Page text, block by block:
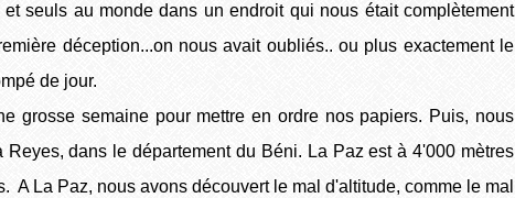
et seuls au monde dans un endroit qui nous était complètement
déception...on nous avait oubliés.. ou plus exactement le
de jour.
grosse semaine pour mettre en ordre nos papiers. Puis, nous
Reyes, dans le département du Béni. La Paz est à 4'000 mètres
A La Paz, nous avons découvert le mal d'altitude, comme le mal